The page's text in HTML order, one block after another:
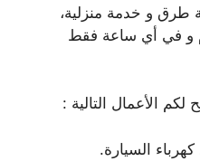
طرق و خدمة منزلية،
و في أي ساعة فقط
الأعمال التالية :
السيارة.